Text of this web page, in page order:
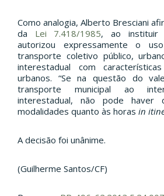
Como analogia, Alberto Bresciani
da Lei 7.418/1985, ao instituir
autorizou expressamente o
transporte coletivo público,
interestadual com
urbanos. “Se na questão do
transporte municipal ao
interestadual, não pode haver
modalidades quanto às horas in
A decisão foi unânime.
(Guilherme Santos/CF)